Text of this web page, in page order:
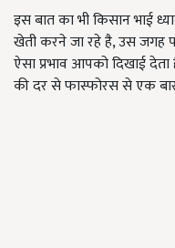
इस बात का भी किसान भाई
खेती करने जा रहे है, उस जगह
ऐसा प्रभाव आपको दिखाई
की दर से फास्फोरस से एक